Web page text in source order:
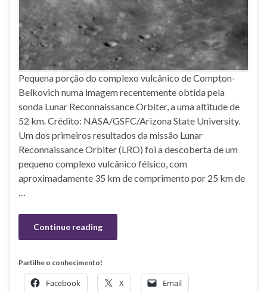
Pequena porção do complexo vulcânico de Compton-
Belkovich numa imagem recentemente obtida pela
sonda Lunar Reconnaissance Orbiter, a uma altitude de
52 km. Crédito: NASA/GSFC/Arizona State University.
Um dos primeiros resultados da missão Lunar
Reconnaissance Orbiter (LRO) foi a descoberta de um
pequeno complexo vulcânico félsico, com
aproximadamente 35 km de comprimento por 25 km de
…
Continue reading
Partilhe o conhecimento!
Facebook X Email